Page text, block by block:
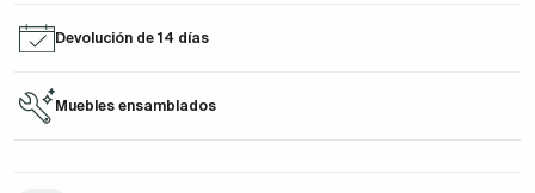
Devolución de 14 días
Muebles ensamblados